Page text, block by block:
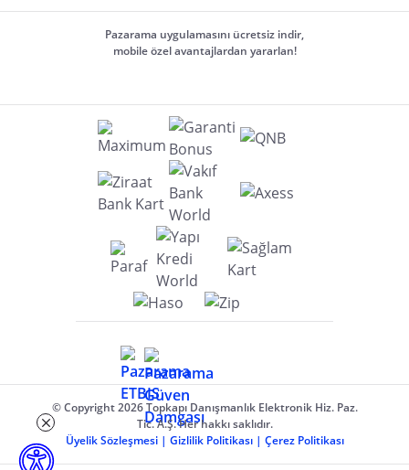
Pazarama uygulamasını ücretsiz indir,
mobile özel avantajlardan yararlan!
© Copyright 2026 Topkapı Danışmanlık Elektronik Hiz. Paz.
Tic. A.Ş. Her hakkı saklıdır.
Üyelik Sözleşmesi | Gizlilik Politikası | Çerez Politikası